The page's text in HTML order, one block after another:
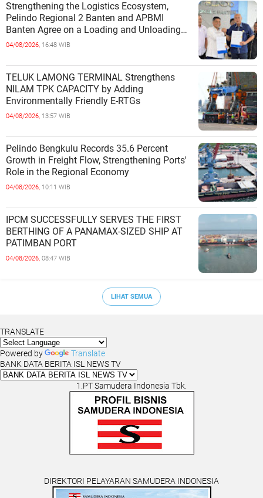
Strengthening the Logistics Ecosystem,
Pelindo Regional 2 Banten and APBMI
Banten Agree on a Loading and Unloading
Cooperation at Ciwandan Port
04/08/2026, 16:48 WIB
TELUK LAMONG TERMINAL Strengthens
NILAM TPK CAPACITY by Adding
Environmentally Friendly E-RTGs
04/08/2026, 13:57 WIB
Pelindo Bengkulu Records 35.6 Percent
Growth in Freight Flow, Strengthening Ports'
Role in the Regional Economy
04/08/2026, 10:11 WIB
IPCM SUCCESSFULLY SERVES THE FIRST
BERTHING OF A PANAMAX-SIZED SHIP AT
PATIMBAN PORT
04/08/2026, 08:47 WIB
LIHAT SEMUA
TRANSLATE
Powered by
Translate
BANK DATA BERITA ISL NEWS TV
1.PT Samudera Indonesia Tbk.
DIREKTORI PELAYARAN SAMUDERA INDONESIA